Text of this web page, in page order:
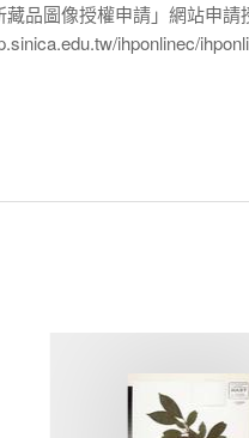
品圖像授權申請」網站申請
ihponlinec/